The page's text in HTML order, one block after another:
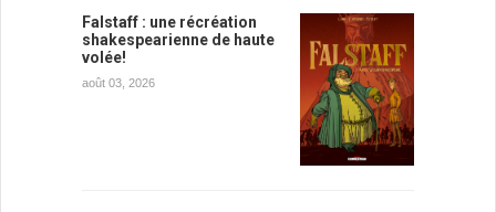
Falstaff : une récréation
shakespearienne de haute
volée!
août 03, 2026